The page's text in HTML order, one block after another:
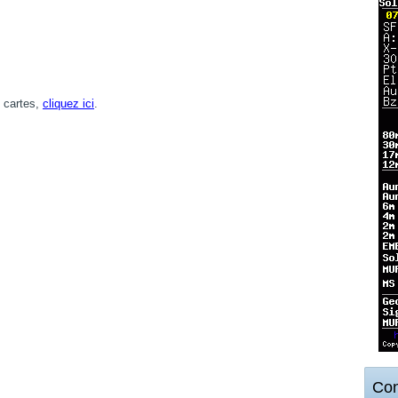
cartes, cliquez ici.